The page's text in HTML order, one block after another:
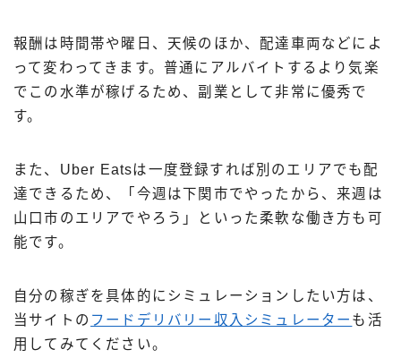
報酬は時間帯や曜日、天候のほか、配達車両などによ
って変わってきます。普通にアルバイトするより気楽
でこの水準が稼げるため、副業として非常に優秀で
す。
また、Uber Eatsは一度登録すれば別のエリアでも配
達できるため、「今週は下関市でやったから、来週は
山口市のエリアでやろう」といった柔軟な働き方も可
能です。
自分の稼ぎを具体的にシミュレーションしたい方は、
当サイトの フードデリバリー収入シミュレーター も活
用してみてください。